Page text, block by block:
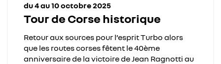
du 4 au 10 octobre 2025
Tour de Corse historique
Retour aux sources pour l’esprit Turbo alors
que les routes corses fêtent le 40ème
anniversaire de la victoire de Jean Ragnotti au